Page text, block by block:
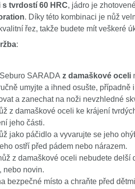
tvrdostí 60 HRC, jádro je
. Díky této kombinaci je nůž
řez, takže budete mít veškeré
:
SARADA z damaškové oceli
umyjte a ihned osušte,
a zanechat na noži nevzhledné
z damaškové oceli ke krájení
jeho části.
jako páčidlo a vyvarujte se jeho
ostří před pádem nebo nárazem.
z damaškové oceli nebudete delší
nebo novin.
bezpečné místo a chraňte před